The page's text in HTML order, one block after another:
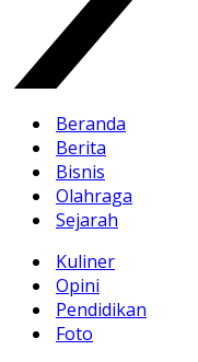
Beranda
Berita
Bisnis
Olahraga
Sejarah
Kuliner
Opini
Pendidikan
Foto